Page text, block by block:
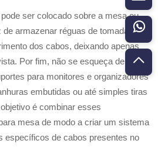
ser colocado sobre a mesa ou
armazenar réguas de tomadas e
dos cabos, deixando apenas
Por fim, não se esqueça de
para monitores e organizadores
embutidas ou até simples tiras
é combinar esses
mesa de modo a criar um sistema
específicos de cabos presentes no